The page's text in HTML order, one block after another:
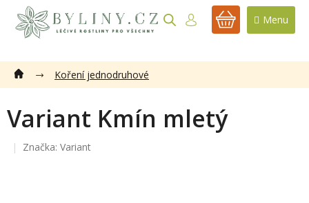
obsah
NÁKUPNÍ
Koření jednodruhové
Variant Kmín mletý
Značka: Variant